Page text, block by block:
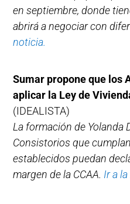
en septiembre, donde
abrirá a negociar con
noticia.
Sumar propone que los
aplicar la Ley de
(IDEALISTA)
La formación de Yolanda
Consistorios que
establecidos puedan
margen de la CCAA. Ir a